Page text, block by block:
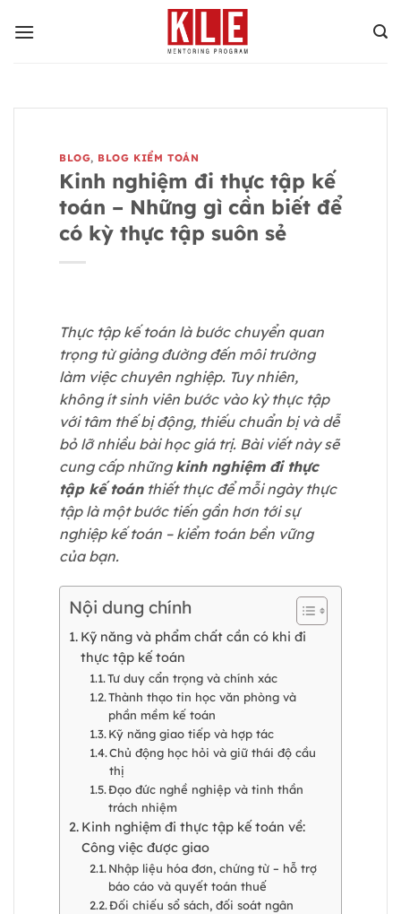
qua
BLOG, BLOG KIỂM TOÁN
Kinh nghiệm đi thực tập kế
toán – Những gì cần biết để
có kỳ thực tập suôn sẻ
Thực tập kế toán là bước chuyển quan
trọng từ giảng đường đến môi trường
làm việc chuyên nghiệp. Tuy nhiên,
không ít sinh viên bước vào kỳ thực tập
với tâm thế bị động, thiếu chuẩn bị và dễ
bỏ lỡ nhiều bài học giá trị. Bài viết này sẽ
cung cấp những kinh nghiệm đi thực
tập kế toánthiết thực để mỗi ngày thực
tập là một bước tiến gần hơn tới sự
nghiệp kế toán – kiểm toán bền vững
của bạn.
Nội dung chính
Kỹ năng và phẩm chất cần có khi đi
thực tập kế toán
Tư duy cẩn trọng và chính xác
Thành thạo tin học văn phòng và
phần mềm kế toán
Kỹ năng giao tiếp và hợp tác
Chủ động học hỏi và giữ thái độ cầu
thị
Đạo đức nghề nghiệp và tinh thần
trách nhiệm
Kinh nghiệm đi thực tập kế toán về:
Công việc được giao
Nhập liệu hóa đơn, chứng từ – hỗ trợ
báo cáo và quyết toán thuế
Đối chiếu sổ sách, đối soát ngân